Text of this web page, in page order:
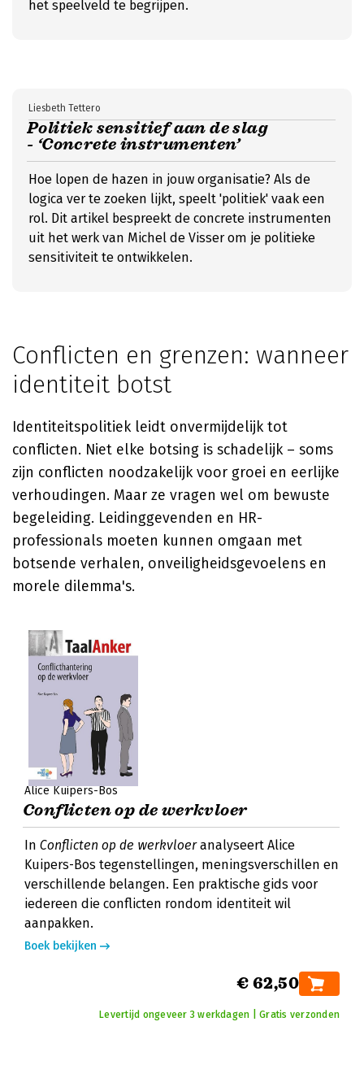
het speelveld te begrijpen.
Politiek sensitief aan de slag
- ‘Concrete instrumenten’
Liesbeth Tettero
Hoe lopen de hazen in jouw organisatie? Als de
logica ver te zoeken lijkt, speelt 'politiek' vaak een
rol. Dit artikel bespreekt de concrete instrumenten
uit het werk van Michel de Visser om je politieke
sensitiviteit te ontwikkelen.
Conflicten en grenzen: wanneer
identiteit botst
Identiteitspolitiek leidt onvermijdelijk tot
conflicten. Niet elke botsing is schadelijk – soms
zijn conflicten noodzakelijk voor groei en eerlijke
verhoudingen. Maar ze vragen wel om bewuste
begeleiding. Leidinggevenden en HR-
professionals moeten kunnen omgaan met
botsende verhalen, onveiligheidsgevoelens en
morele dilemma's.
Alice Kuipers-Bos
Conflicten op de werkvloer
In Conflicten op de werkvloeranalyseert Alice
Kuipers-Bos tegenstellingen, meningsverschillen en
verschillende belangen. Een praktische gids voor
iedereen die conflicten rondom identiteit wil
aanpakken.
Boek bekijken
€ 62,50
Levertijd ongeveer 3 werkdagen | Gratis verzonden